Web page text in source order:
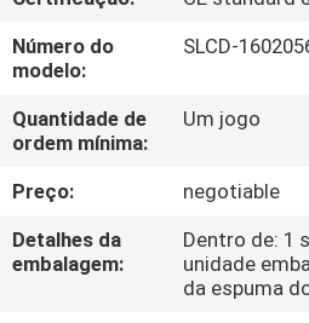
FÁBRICA
CONTROLE
DA
QUALIDADE
CONTACTE-
Número do
modelo:
SLCD-
Quantidade de
ordem mínima:
Um jogo
Preço:
negotiable
Detalhes da
embalagem:
Dentro de: 1
unidade
da espuma